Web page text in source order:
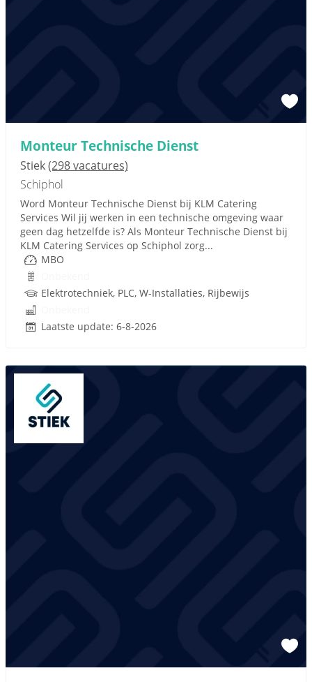
Monteur Technische Dienst
Stiek(298 vacatures)
Schiphol
Word Monteur Technische Dienst bij KLM Catering
Services Wil jij werken in een technische omgeving waar
geen dag hetzelfde is? Als Monteur Technische Dienst bij
KLM Catering Services op Schiphol zorg...
MBO
Elektrotechniek, PLC, W-Installaties, Rijbewijs
Laatste update: 6-8-2026